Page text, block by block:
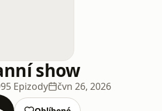
show
Epizody čvn 26, 2026